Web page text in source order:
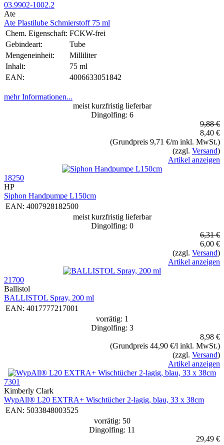
03.9902-1002.2
Ate
Ate Plastilube Schmierstoff 75 ml
Chem. Eigenschaft: FCKW-frei
Gebindeart:
Tube
Mengeneinheit:
Milliliter
Inhalt:
75 ml
EAN:
4006633051842
mehr Informationen...
meist kurzfristig lieferbar
Dingolfing: 6
9,88 €
8,40 €
(Grundpreis 9,71 €/m inkl. MwSt.)
(zzgl. Versand)
Artikel anzeigen
18250
HP
Siphon Handpumpe L150cm
EAN: 4007928182500
meist kurzfristig lieferbar
Dingolfing: 0
6,31 €
6,00 €
(zzgl. Versand)
Artikel anzeigen
21700
Ballistol
BALLISTOL Spray, 200 ml
EAN: 4017777217001
vorrätig: 1
Dingolfing: 3
8,98 €
(Grundpreis 44,90 €/l inkl. MwSt.)
(zzgl. Versand)
Artikel anzeigen
7301
Kimberly Clark
WypAll® L20 EXTRA+ Wischtücher 2-lagig, blau, 33 x 38cm
EAN: 5033848003525
vorrätig: 50
Dingolfing: 11
29,49 €